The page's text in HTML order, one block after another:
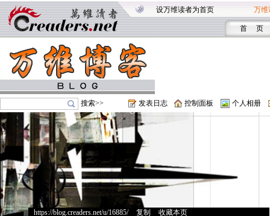
设万维读者为首页 万维
首 页
搜索>> 发表日志 控制面板 个人相册
https://blog.creaders.net/u/16885/> 复制 收藏本页